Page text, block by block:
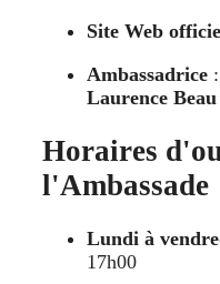
Site Web
Ambassadrice :
Laurence Beau
Horaires
l'Ambassade
Lundi à
17h00